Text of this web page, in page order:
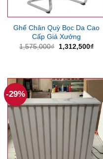
Ghế Chân Quỳ Bọc Da Cao
Cấp Giá Xưởng
1,575,000₫
Giá
1,312,500₫Giá
-29%